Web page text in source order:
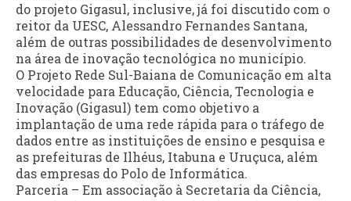
do projeto Gigasul, inclusive, já foi discutido com o
reitor da UESC, Alessandro Fernandes Santana,
além de outras possibilidades de desenvolvimento
na área de inovação tecnológica no município.
O Projeto Rede Sul-Baiana de Comunicação em alta
velocidade para Educação, Ciência, Tecnologia e
Inovação (Gigasul) tem como objetivo a
implantação de uma rede rápida para o tráfego de
dados entre as instituições de ensino e pesquisa e
as prefeituras de Ilhéus, Itabuna e Uruçuca, além
das empresas do Polo de Informática.
Parceria – Em associação à Secretaria da Ciência,